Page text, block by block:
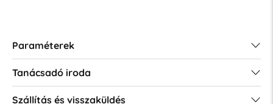
Paraméterek
Tanácsadó iroda
Szállítás és visszaküldés